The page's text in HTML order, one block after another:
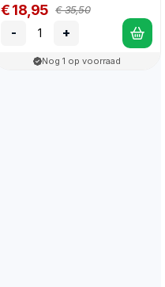
€ 18,95 € 35,50
- +
Nog 1 op voorraad